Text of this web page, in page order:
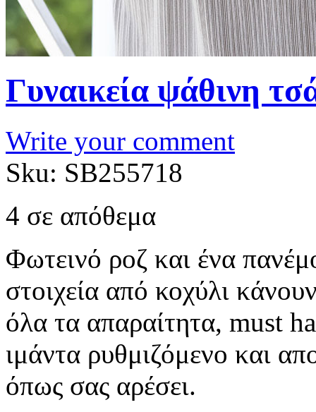
Γυναικεία ψάθινη
Write your comment
Sku: SB255718
4 σε απόθεμα
Φωτεινό ροζ και ένα
στοιχεία από κοχύλι
όλα τα απαραίτητα, must
ιμάντα ρυθμιζόμενο και
όπως σας αρέσει.